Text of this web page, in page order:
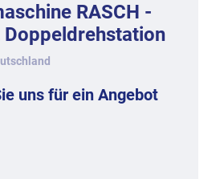
RASCH -
Doppeldrehstation
uns für ein Angebot